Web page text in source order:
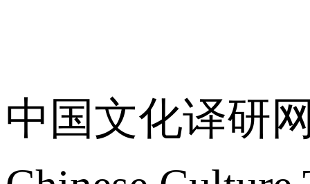
中国文化译研